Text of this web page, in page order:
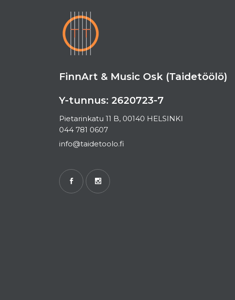
FinnArt & Music Osk (Taidetöölö)
Y-tunnus: 2620723-7
Pietarinkatu 11 B, 00140 HELSINKI
044 781 0607
info@taidetoolo.fi